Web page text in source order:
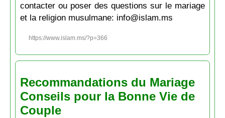
contacter ou poser des questions sur le mariage
et la religion musulmane: info@islam.ms
https://www.islam.ms/?p=366
Recommandations du Mariage
Conseils pour la Bonne Vie de
Couple